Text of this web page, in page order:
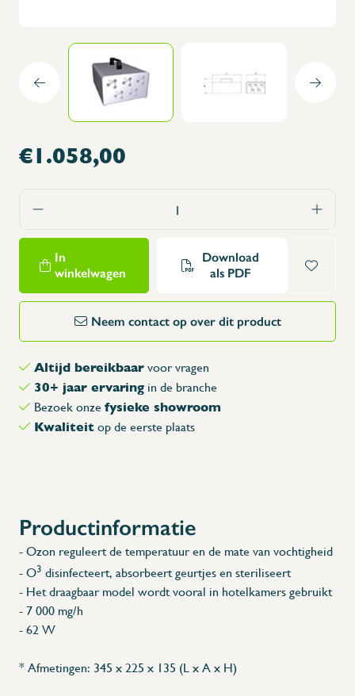
€1.058,00
In
winkelwagen
Download
als PDF
Neem contact op over dit product
Altijd bereikbaar voor vragen
30+ jaar ervaring in de branche
Bezoek onze fysieke showroom
Kwaliteit op de eerste plaats
Productinformatie
- Ozon reguleert de temperatuur en de mate van vochtigheid
- O3 disinfecteert, absorbeert geurtjes en steriliseert
- Het draagbaar model wordt vooral in hotelkamers gebruikt
- 7 000 mg/h
- 62 W
* Afmetingen: 345 x 225 x 135 (L x A x H)